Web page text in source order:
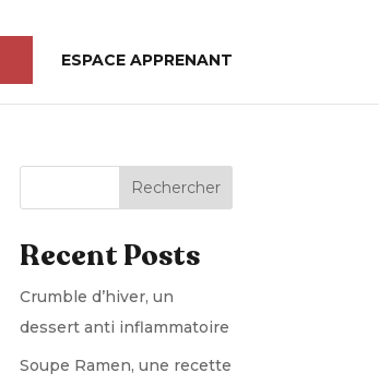
ESPACE APPRENANT
Rechercher
Recent Posts
Crumble d’hiver, un
dessert anti inflammatoire
Soupe Ramen, une recette